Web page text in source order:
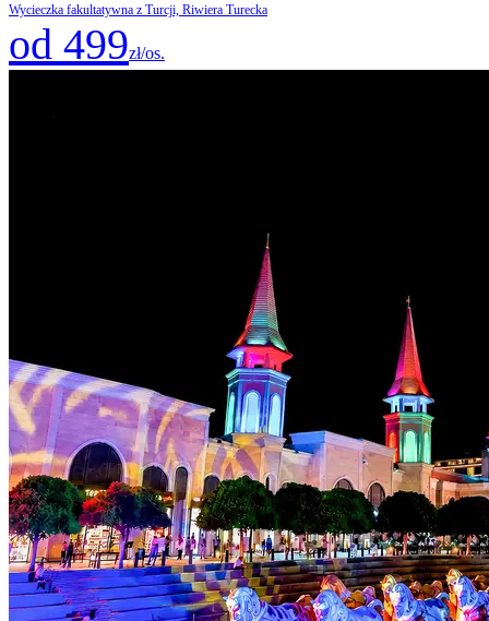
Wycieczka fakultatywna z Turcji, Riwiera Turecka
od 499zł/os.